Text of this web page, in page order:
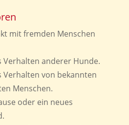
mit fremden Menschen
Verhalten anderer Hunde.
Verhalten von bekannten
Menschen.
oder ein neues